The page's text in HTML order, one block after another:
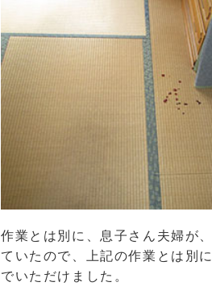
作業とは別に、息子さん夫婦が
ていたので、上記の作業とは別
でいただけました。